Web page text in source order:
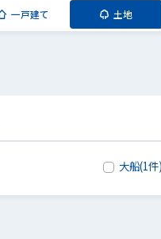
一戸建て 土地
大船(1件)